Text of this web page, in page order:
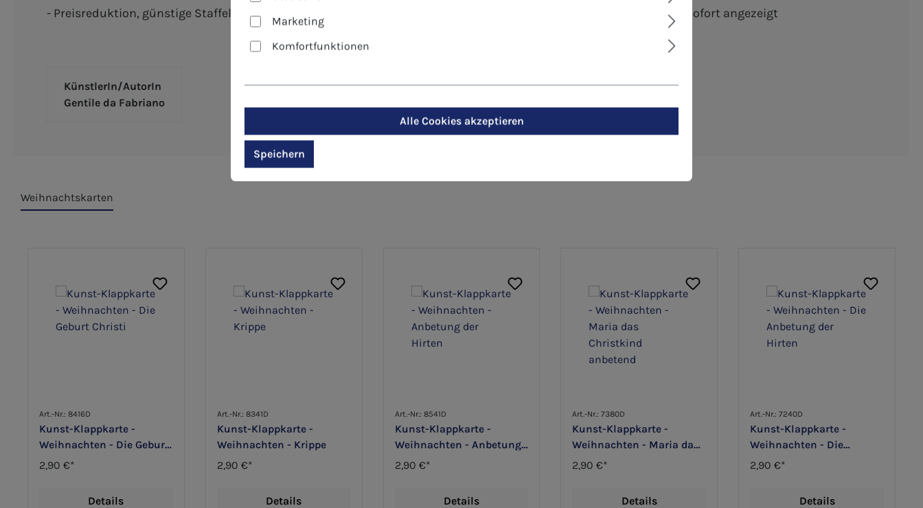
- Preisreduktion, günstige Staffelpreise - Der gültige Stückpreis wird Ihnen nach Eingabe der gewünschten Menge sofort angezeigt
KünstlerIn/AutorIn
Gentile da Fabriano
Weihnachtskarten
Art.-Nr.: 8416D
Kunst-Klappkarte -
Weihnachten - Die Geburt
Christi
2,90 €*
Details
Art.-Nr.: 8341D
Kunst-Klappkarte -
Weihnachten - Krippe
2,90 €*
Details
Art.-Nr.: 8541D
Kunst-Klappkarte -
Weihnachten - Anbetung
der Hirten
2,90 €*
Details
Art.-Nr.: 7380D
Kunst-Klappkarte -
Weihnachten - Maria das
Christkind anbetend
2,90 €*
Details
Art.-Nr.: 7240D
Kunst-Klappkarte -
Weihnachten - Die
Anbetung der Hirten
2,90 €*
Details
Marketing
Komfortfunktionen
Alle Cookies akzeptieren
Speichern